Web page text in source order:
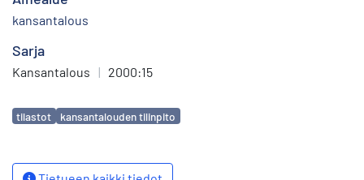
kansantalous
Sarja
Kansantalous | 2000:15
Avainsanat
tilastot kansantalouden tilinpito